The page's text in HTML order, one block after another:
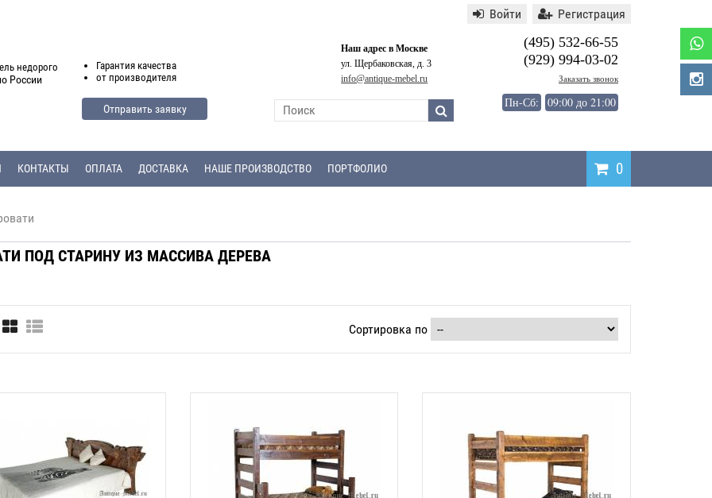
недорого
России
Гарантия качества
от производителя
Отправить заявку
Наш адрес в Москве
ул. Щербаковская, д. 3
info@antique-mebel.ru
(495) 532-66-55
(929) 994-03-02
Заказать звонок
Пн-Сб: 09:00 до 21:00
Войти Регистрация
0
КОНТАКТЫ ОПЛАТА ДОСТАВКА НАШЕ ПРОИЗВОДСТВО ПОРТФОЛИО
ПОД СТАРИНУ ИЗ МАССИВА ДЕРЕВА
Сортировка по